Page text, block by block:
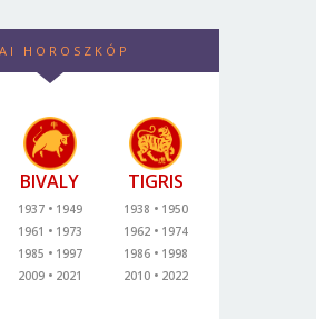
HOROSZKÓP
BIVALY
1937
1949
1961
1973
1985
1997
2009
2021
TIGRIS
1938
1950
1962
1974
1986
1998
2010
2022